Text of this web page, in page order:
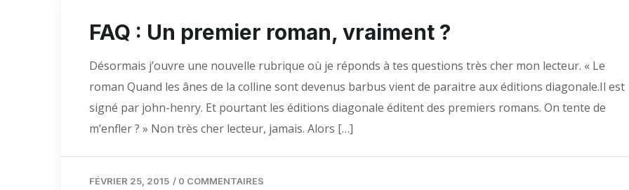
FAQ : Un premier roman, vraiment ?
Désormais j’ouvre une nouvelle rubrique où je réponds à tes questions très cher mon lecteur. « Le
roman Quand les ânes de la colline sont devenus barbus vient de paraitre aux éditions diagonale.Il est
signé par john-henry. Et pourtant les éditions diagonale éditent des premiers romans. On tente de
m’enfler ? » Non très cher lecteur, jamais. Alors […]
FÉVRIER 25, 2015 / 0 COMMENTAIRES